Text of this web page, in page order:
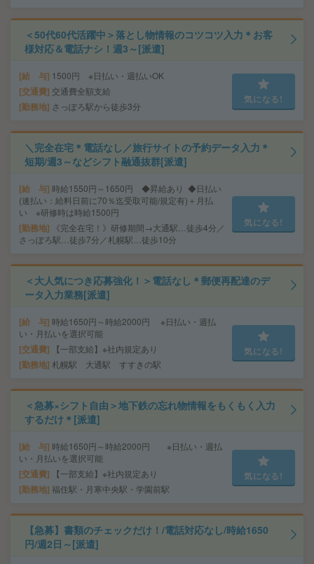
＜50代60代活躍中＞落とし物情報のコツコツ入力＊お客
様対応＆電話ナシ！週3～[派遣]
給 与 1500円 ※日払い・週払いOK
交通費 交通費全額支給
勤務地 さっぽろ駅から徒歩3分
気になる!
＼完全在宅＊電話なし／旅行サイトの予約データ入力＊
短期/週3～などシフト融通抜群[派遣]
給 与 時給1550円～1650円 ◆昇給あり ◆日払い
(速払い：給料日前に70％迄受取可能/規定有)＋月払
い ※研修時は時給1500円
勤務地
《完全在宅！》研修期間→大通駅…徒歩4分／
さっぽろ駅…徒歩7分／札幌駅…徒歩10分
気になる!
＜大人気につき応募強化！＞電話なし＊郵便再配達のデ
ータ入力業務[派遣]
給 与 時給1650円～時給2000円 ※日払い・週払
い・月払いを選択可能
交通費 【一部支給】※社内規定あり
勤務地 札幌駅 大通駅 すすきの駅
気になる!
＜急募×シフト自由＞地下鉄の忘れ物情報をもくもく入力
するだけ＊[派遣]
給 与 時給1650円～時給2000円 ※日払い・週払
い・月払いを選択可能
交通費 【一部支給】※社内規定あり
勤務地 福住駅・月寒中央駅・学園前駅
気になる!
【急募】書類のチェックだけ！/電話対応なし/時給1650
円/週2日～[派遣]